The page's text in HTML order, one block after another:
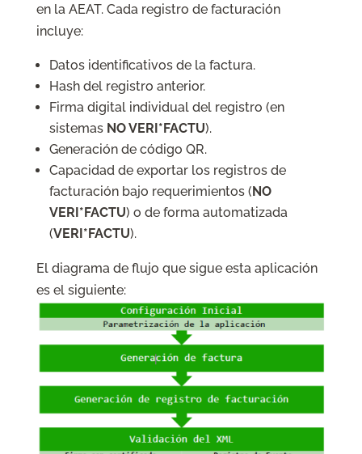
en la AEAT. Cada registro de facturación
incluye:
Datos identificativos de la factura.
Hash del registro anterior.
Firma digital individual del registro (en
sistemas NO VERI*FACTU).
Generación de código QR.
Capacidad de exportar los registros de
facturación bajo requerimientos (NO
VERI*FACTU) o de forma automatizada
(VERI*FACTU).
El diagrama de flujo que sigue esta aplicación
es el siguiente: